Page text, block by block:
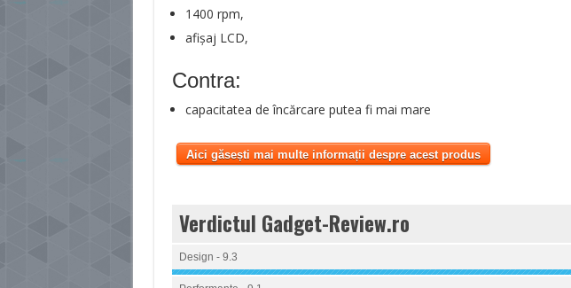
1400 rpm,
afișaj LCD,
Contra:
capacitatea de încărcare putea fi mai mare
Aici găsești mai multe informații despre acest produs
Verdictul Gadget-Review.ro
Design - 9.3